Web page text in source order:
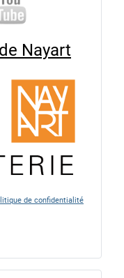
Nayart
de confidentialité